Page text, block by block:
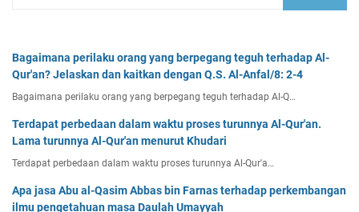
Bagaimana perilaku orang yang berpegang teguh terhadap Al-
Qur'an? Jelaskan dan kaitkan dengan Q.S. Al-Anfal/8: 2-4
Bagaimana perilaku orang yang berpegang teguh terhadap Al-Q…
Terdapat perbedaan dalam waktu proses turunnya Al-Qur'an.
Lama turunnya Al-Qur'an menurut Khudari
Terdapat perbedaan dalam waktu proses turunnya Al-Qur'a…
Apa jasa Abu al-Qasim Abbas bin Farnas terhadap perkembangan
ilmu pengetahuan masa Daulah Umayyah